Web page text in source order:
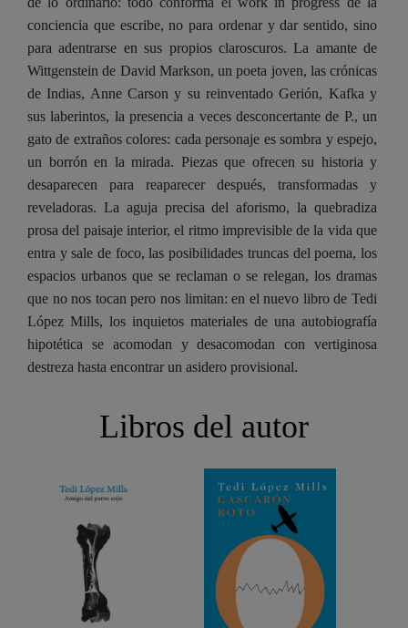
conciencia que escribe, no para ordenar y dar sentido, sino
para adentrarse en sus propios claroscuros. La amante de
Wittgenstein de David Markson, un poeta joven, las crónicas
de Indias, Anne Carson y su reinventado Gerión, Kafka y
sus laberintos, la presencia a veces desconcertante de P., un
gato de extraños colores: cada personaje es sombra y espejo,
un borrón en la mirada. Piezas que ofrecen su historia y
desaparecen para reaparecer después, transformadas y
reveladoras. La aguja precisa del aforismo, la quebradiza
prosa del paisaje interior, el ritmo imprevisible de la vida que
entra y sale de foco, las posibilidades truncas del poema, los
espacios urbanos que se reclaman o se relegan, los dramas
que no nos tocan pero nos limitan: en el nuevo libro de Tedi
López Mills, los inquietos materiales de una autobiografía
hipotética se acomodan y desacomodan con vertiginosa
destreza hasta encontrar un asidero provisional.
Libros del autor